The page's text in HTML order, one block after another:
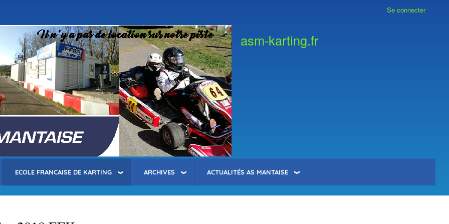
contenu
principal
Se connecter
asm-karting.fr
ECOLE FRANCAISE DE KARTING ARCHIVES ACTUALITÉS AS MANTAISE